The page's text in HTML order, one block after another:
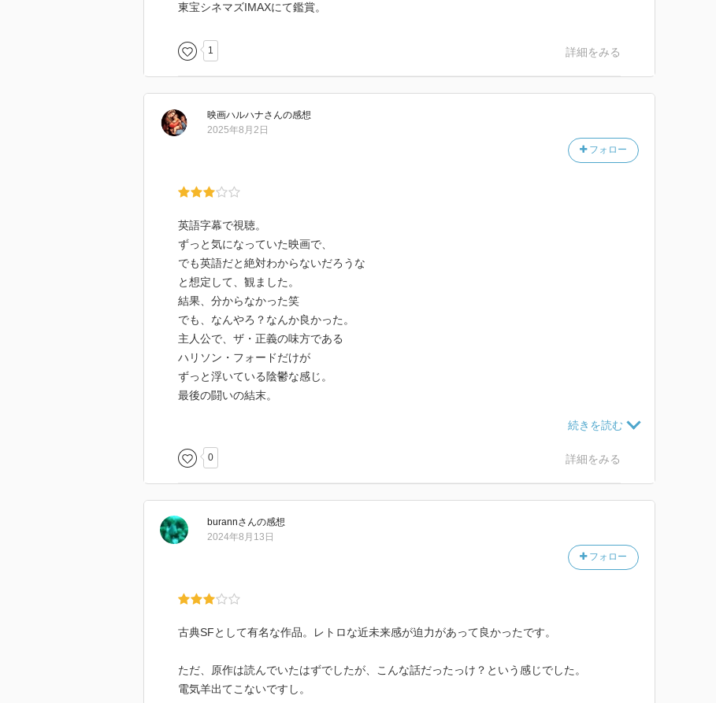
ばっか。
東宝シネマズIMAXにて鑑賞。
1 詳細をみる
映画ハルハナさんの感想
フォロー
2025年8月2日
英語字幕で視聴。
ずっと気になっていた映画で、
でも英語だと絶対わからないだろうな
と想定して、観ました。
結果、分からなかった笑
でも、なんやろ？なんか良かった。
主人公で、ザ・正義の味方である
ハリソン・フォードだけが
ずっと浮いている陰鬱な感じ。
最後の闘いの結末。
間違いなく入りますね、これは。
0 詳細をみる
burannさんの感想
フォロー
2024年8月13日
古典SFとして有名な作品。レトロな近未来感が迫力があって良かったです。
ただ、原作は読んでいたはずでしたが、こんな話だったっけ？という感じでした。
電気羊出てこないですし。